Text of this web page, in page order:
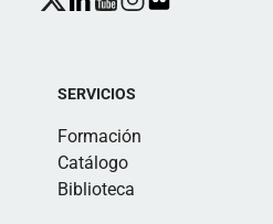
SERVICIOS
Formación
Catálogo
Biblioteca